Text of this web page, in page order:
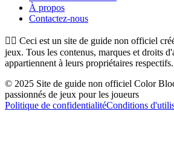
À propos
Contactez-nous
👉🏻 Ceci est un site de guide non officiel
jeux. Tous les contenus, marques et droits
appartiennent à leurs propriétaires respectifs.
© 2025 Site de guide non officiel Color
passionnés de jeux pour les joueurs
Politique de confidentialitéConditions